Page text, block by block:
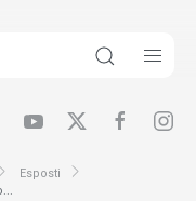
Esposti